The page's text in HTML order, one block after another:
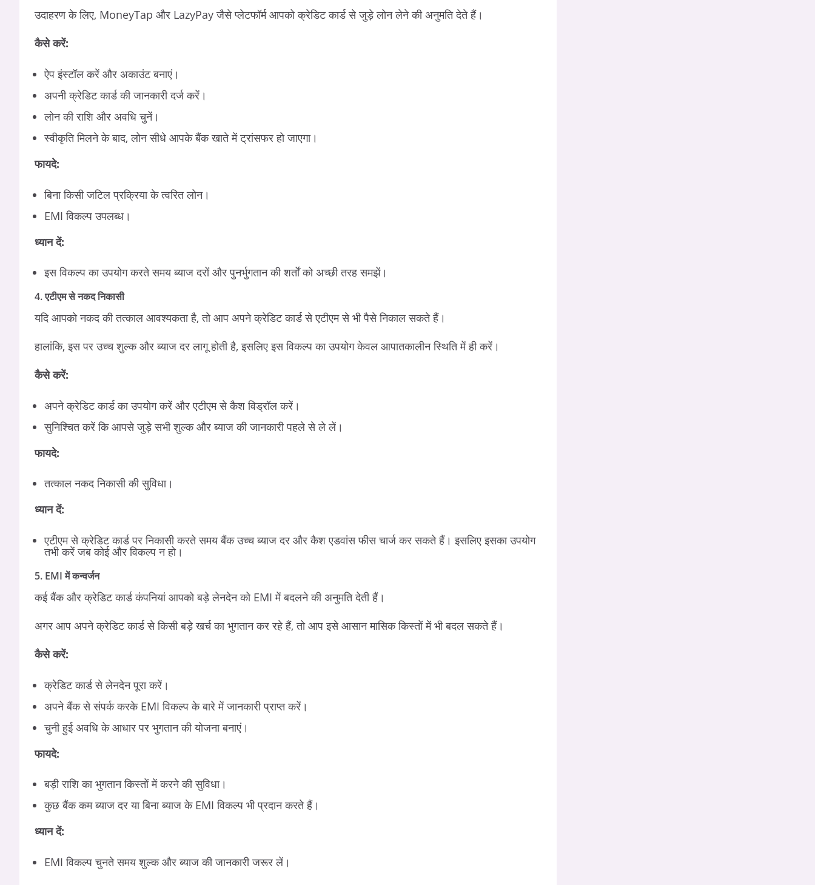
उदाहरण के लिए, MoneyTap और LazyPay जैसे प्लेटफॉर्म आपको क्रेडिट कार्ड से जुड़े लोन लेने की अनुमति देते हैं।
कैसे करें:
ऐप इंस्टॉल करें और अकाउंट बनाएं।
अपनी क्रेडिट कार्ड की जानकारी दर्ज करें।
लोन की राशि और अवधि चुनें।
स्वीकृति मिलने के बाद, लोन सीधे आपके बैंक खाते में ट्रांसफर हो जाएगा।
फायदे:
बिना किसी जटिल प्रक्रिया के त्वरित लोन।
EMI विकल्प उपलब्ध।
ध्यान दें:
इस विकल्प का उपयोग करते समय ब्याज दरों और पुनर्भुगतान की शर्तों को अच्छी तरह समझें।
4. एटीएम से नकद निकासी
यदि आपको नकद की तत्काल आवश्यकता है, तो आप अपने क्रेडिट कार्ड से एटीएम से भी पैसे निकाल सकते हैं।
हालांकि, इस पर उच्च शुल्क और ब्याज दर लागू होती है, इसलिए इस विकल्प का उपयोग केवल आपातकालीन स्थिति में ही करें।
कैसे करें:
अपने क्रेडिट कार्ड का उपयोग करें और एटीएम से कैश विड्रॉल करें।
सुनिश्चित करें कि आपसे जुड़े सभी शुल्क और ब्याज की जानकारी पहले से ले लें।
फायदे:
तत्काल नकद निकासी की सुविधा।
ध्यान दें:
एटीएम से क्रेडिट कार्ड पर निकासी करते समय बैंक उच्च ब्याज दर और कैश एडवांस फीस चार्ज कर सकते हैं। इसलिए इसका उपयोग
तभी करें जब कोई और विकल्प न हो।
5. EMI में कन्वर्जन
कई बैंक और क्रेडिट कार्ड कंपनियां आपको बड़े लेनदेन को EMI में बदलने की अनुमति देती हैं।
अगर आप अपने क्रेडिट कार्ड से किसी बड़े खर्च का भुगतान कर रहे हैं, तो आप इसे आसान मासिक किस्तों में भी बदल सकते हैं।
कैसे करें:
क्रेडिट कार्ड से लेनदेन पूरा करें।
अपने बैंक से संपर्क करके EMI विकल्प के बारे में जानकारी प्राप्त करें।
चुनी हुई अवधि के आधार पर भुगतान की योजना बनाएं।
फायदे:
बड़ी राशि का भुगतान किस्तों में करने की सुविधा।
कुछ बैंक कम ब्याज दर या बिना ब्याज के EMI विकल्प भी प्रदान करते हैं।
ध्यान दें:
EMI विकल्प चुनते समय शुल्क और ब्याज की जानकारी जरूर लें।